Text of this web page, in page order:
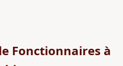
Fonctionnaires à